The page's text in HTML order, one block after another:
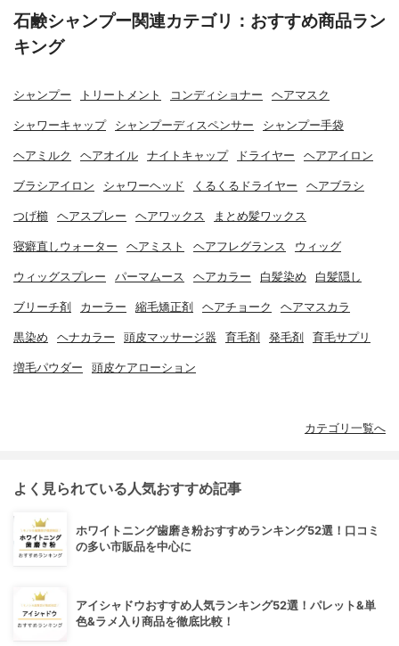
石鹸シャンプー関連カテゴリ：おすすめ商品ラン
キング
シャンプー トリートメント コンディショナー ヘアマスク
シャワーキャップ シャンプーディスペンサー シャンプー手袋
ヘアミルク ヘアオイル ナイトキャップ ドライヤー ヘアアイロン
ブラシアイロン シャワーヘッド くるくるドライヤー ヘアブラシ
つげ櫛 ヘアスプレー ヘアワックス まとめ髪ワックス
寝癖直しウォーター ヘアミスト ヘアフレグランス ウィッグ
ウィッグスプレー パーマムース ヘアカラー 白髪染め 白髪隠し
ブリーチ剤 カーラー 縮毛矯正剤 ヘアチョーク ヘアマスカラ
黒染め ヘナカラー 頭皮マッサージ器 育毛剤 発毛剤 育毛サプリ
増毛パウダー 頭皮ケアローション
カテゴリ一覧へ
よく見られている人気おすすめ記事
ホワイトニング歯磨き粉おすすめランキング52選！口コミ
の多い市販品を中心に
アイシャドウおすすめ人気ランキング52選！パレット&単
色&ラメ入り商品を徹底比較！